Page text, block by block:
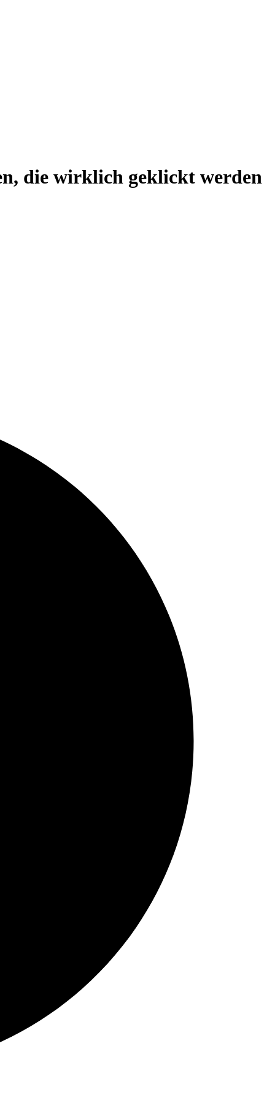
die wirklich geklickt werden